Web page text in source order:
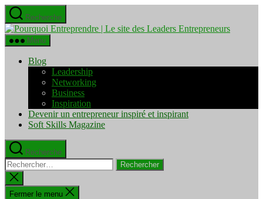
Aller
au
contenu
Recherche
Pourquoi
Menu
Blog
Leadership
Networking
Business
Inspiration
Devenir un entrepreneur inspiré et inspirant
Soft Skills Magazine
Recherche
Rechercher :
Fermer
la
recherche
Fermer le menu